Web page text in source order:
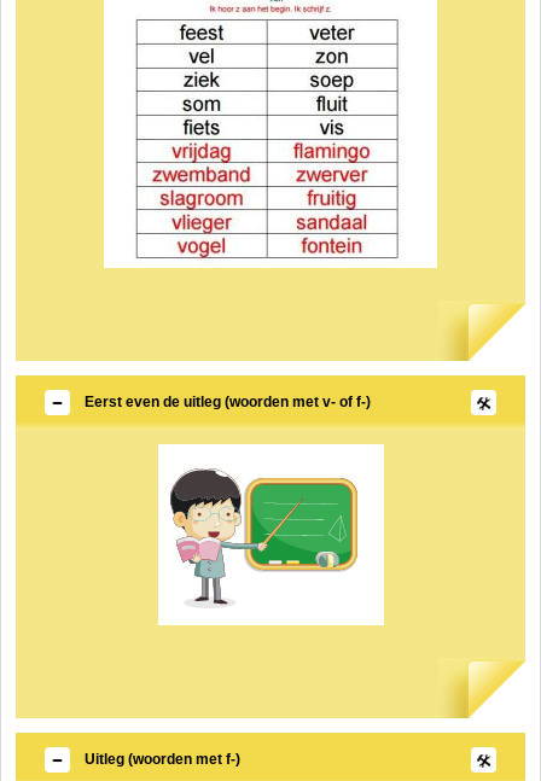
Eerst even de uitleg (woorden met v- of f-)
Uitleg (woorden met f-)